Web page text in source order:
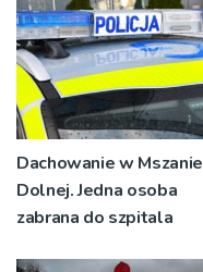
Dachowanie w Mszanie
Dolnej. Jedna osoba
zabrana do szpitala